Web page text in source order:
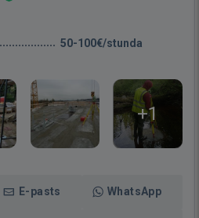
50-100€/stunda
+1
E-pasts WhatsApp